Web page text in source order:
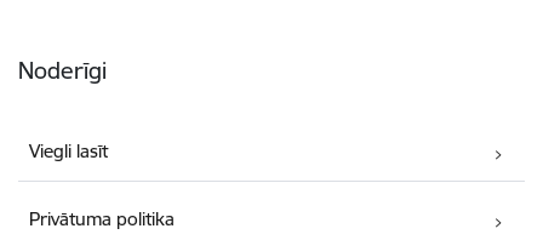
Noderīgi
Viegli lasīt
Privātuma politika